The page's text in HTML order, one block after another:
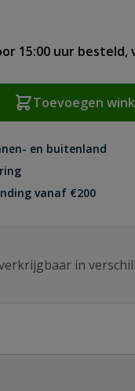
15:00 uur besteld,
Toevoegen
en buitenland
vanaf €200
in